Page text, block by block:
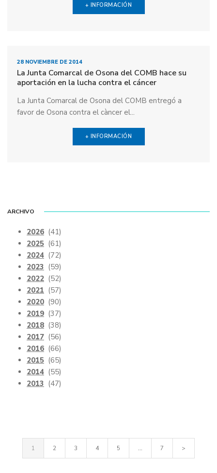
+ INFORMACIÓN
28 NOVIEMBRE DE 2014
La Junta Comarcal de Osona del COMB hace su
aportación en la lucha contra el cáncer
La Junta Comarcal de Osona del COMB entregó a
favor de Osona contra el càncer el...
+ INFORMACIÓN
ARCHIVO
2026 (41)
2025 (61)
2024 (72)
2023 (59)
2022 (52)
2021 (57)
2020 (90)
2019 (37)
2018 (38)
2017 (56)
2016 (66)
2015 (65)
2014 (55)
2013 (47)
1 2 3 4 5 ... 7 >